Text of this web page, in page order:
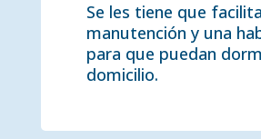
Se les tiene que
manutención y una
para que puedan
domicilio.